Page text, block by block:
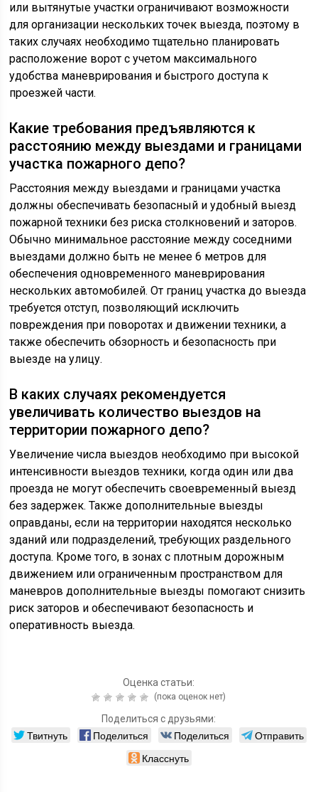
или вытянутые участки ограничивают возможности
для организации нескольких точек выезда, поэтому в
таких случаях необходимо тщательно планировать
расположение ворот с учетом максимального
удобства маневрирования и быстрого доступа к
проезжей части.
Какие требования предъявляются к
расстоянию между выездами и границами
участка пожарного депо?
Расстояния между выездами и границами участка
должны обеспечивать безопасный и удобный выезд
пожарной техники без риска столкновений и заторов.
Обычно минимальное расстояние между соседними
выездами должно быть не менее 6 метров для
обеспечения одновременного маневрирования
нескольких автомобилей. От границ участка до выезда
требуется отступ, позволяющий исключить
повреждения при поворотах и движении техники, а
также обеспечить обзорность и безопасность при
выезде на улицу.
В каких случаях рекомендуется
увеличивать количество выездов на
территории пожарного депо?
Увеличение числа выездов необходимо при высокой
интенсивности выездов техники, когда один или два
проезда не могут обеспечить своевременный выезд
без задержек. Также дополнительные выезды
оправданы, если на территории находятся несколько
зданий или подразделений, требующих раздельного
доступа. Кроме того, в зонах с плотным дорожным
движением или ограниченным пространством для
маневров дополнительные выезды помогают снизить
риск заторов и обеспечивают безопасность и
оперативность выезда.
Оценка статьи:
(пока оценок нет)
Поделиться с друзьями:
Твитнуть Поделиться Поделиться
Отправить
Класснуть